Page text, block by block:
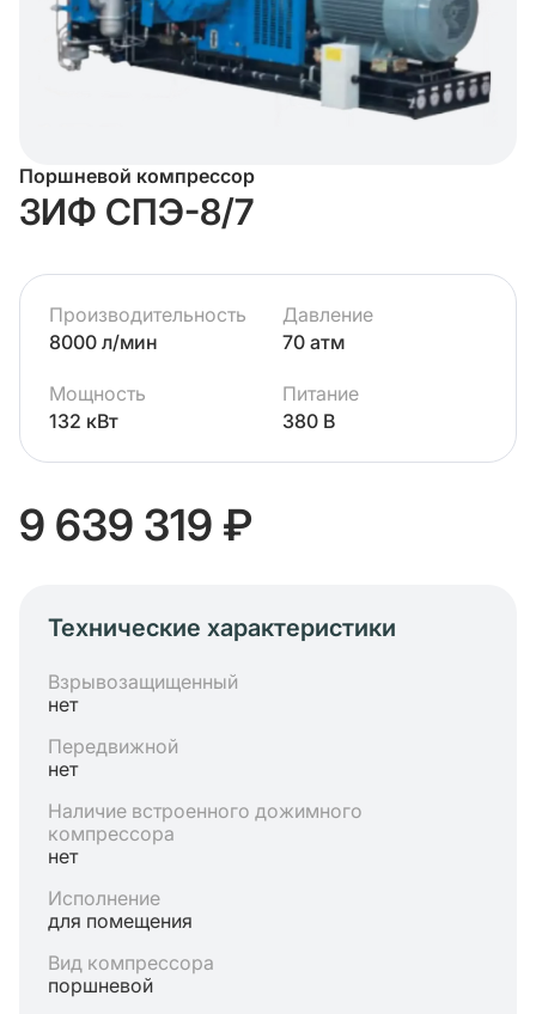
Поршневой компрессор
ЗИФ СПЭ-8/7
Производительность
8000 л/мин
Давление
70 атм
Мощность
132 кВт
Питание
380 В
9 639 319 ₽
Технические характеристики
Взрывозащищенный
нет
Передвижной
нет
Наличие встроенного дожимного
компрессора
нет
Исполнение
для помещения
Вид компрессора
поршневой